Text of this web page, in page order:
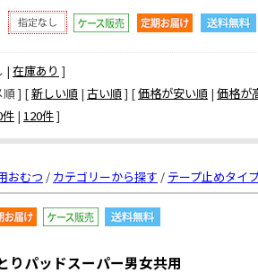
| 在庫あり ]
順 ] [新しい順 | 古い順] [価格が安い順 | 価格が
件 | 120件 ]
おむつ / カテゴリーから探す / テープ止めタイ
りパッドスーパー男女共用